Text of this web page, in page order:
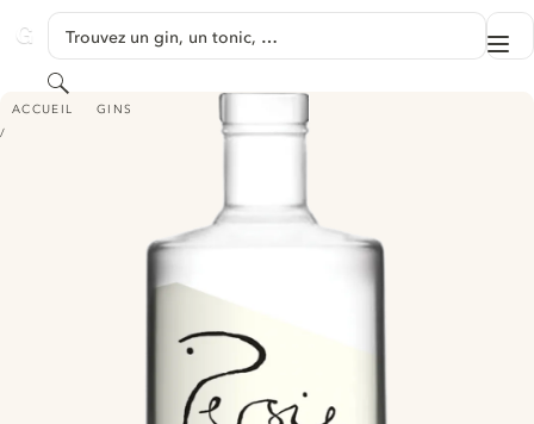
GINVENTORY
Trouvez un gin, un tonic, …
Rechercher
ACCUEIL GINS
PERSIE SWEET & NUTTY OLD TOM GIN